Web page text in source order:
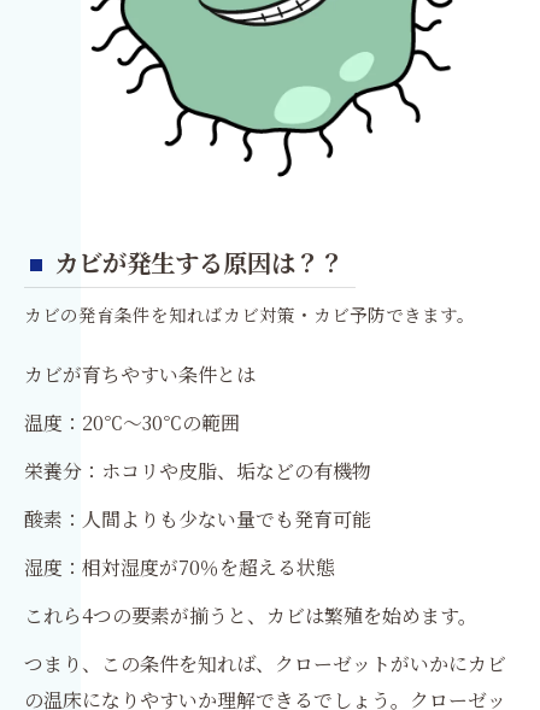
カビが発生する原因は？？
カビの発育条件を知ればカビ対策・カビ予防できます。
カビが育ちやすい条件とは
温度：20℃〜30℃の範囲
栄養分：ホコリや皮脂、垢などの有機物
酸素：人間よりも少ない量でも発育可能
湿度：相対湿度が70％を超える状態
これら4つの要素が揃うと、カビは繁殖を始めます。
つまり、この条件を知れば、クローゼットがいかにカビ
の温床になりやすいか理解できるでしょう。クローゼッ